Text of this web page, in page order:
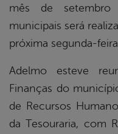
mês de setembro
municipais será
próxima segunda-
Adelmo esteve
Finanças do
de Recursos
da Tesouraria, com